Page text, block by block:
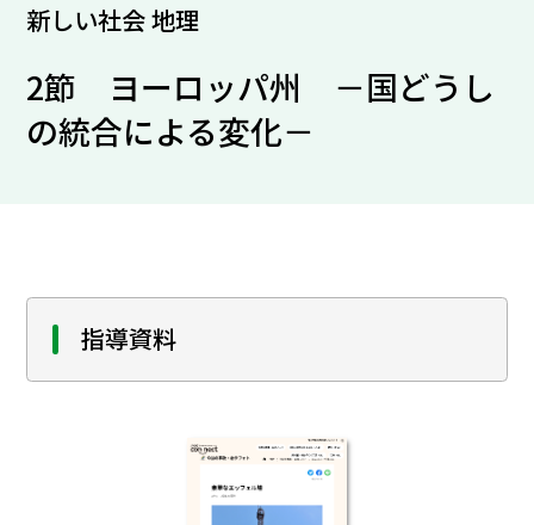
新しい社会 地理
2節 ヨーロッパ州 －国どうし
の統合による変化－
指導資料